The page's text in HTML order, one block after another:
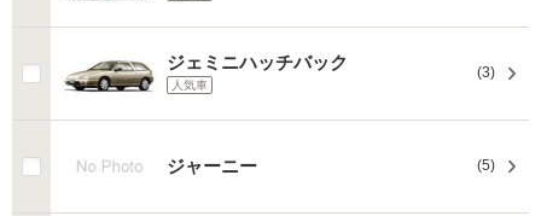
ジェミニハッチバック
人気車
(3)
ジャーニー (5)